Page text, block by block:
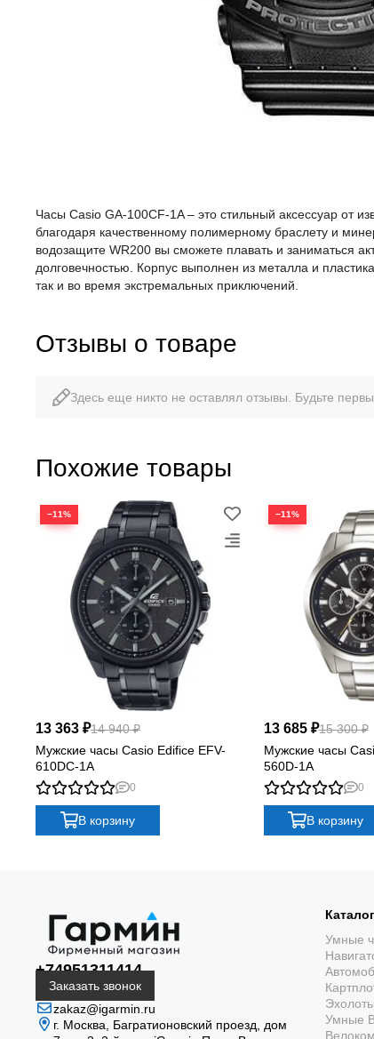
Часы Casio GA-100CF-1A – это стильный аксессуар от
благодаря качественному полимерному браслету и
водозащите WR200 вы сможете плавать и заниматься
долговечностью. Корпус выполнен из металла и
так и во время экстремальных приключений.
Отзывы о товаре
Здесь еще никто не оставлял отзывы. Будьте
Похожие товары
−11%
13 363 ₽14 940 ₽
Мужские часы Casio Edifice EFV-
610DC-1A
0
В корзину
−11%
13 685 ₽15 300 ₽
Мужские часы
560D-1A
0
В корзину
+74951311414
Заказать звонок
zakaz@igarmin.ru
г. Москва, Багратионовский проезд, дом
Каталог
Умные
Эхолоты
Умные